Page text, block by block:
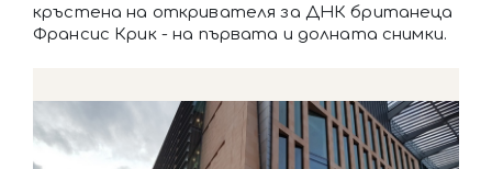
кръстена на откривателя за ДНК британеца
Франсис Крик - на първата и долната снимки.